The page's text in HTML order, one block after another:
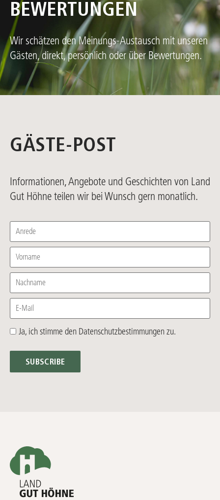
BEWERTUNGEN
Wir schätzen den Meinungs-Austausch mit unseren
Gästen, direkt, persönlich oder über Bewertungen.
GÄSTE-POST
Informationen, Angebote und Geschichten von Land
Gut Höhne teilen wir bei Wunsch gern monatlich.
Anrede
Vorname
Nachname
E-Mail
Ja, ich stimme den Datenschutzbestimmungen zu.
SUBSCRIBE